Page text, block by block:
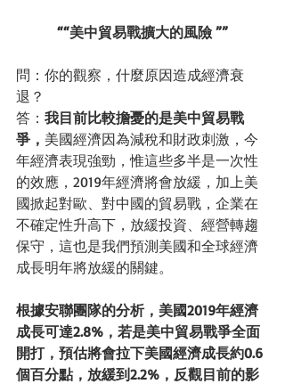
““美中貿易戰擴大的風險 ””
問：你的觀察，什麼原因造成經濟衰
退？
答： 我目前比較擔憂的是美中貿易戰
爭， 美國經濟因為減稅和財政刺激，今
年經濟表現強勁，惟這些多半是一次性
的效應，2019年經濟將會放緩，加上美
國掀起對歐、對中國的貿易戰，企業在
不確定性升高下，放緩投資、經營轉趨
保守，這也是我們預測美國和全球經濟
成長明年將放緩的關鍵。
根據安聯團隊的分析，美國2019年經濟
成長可達2.8%，若是美中貿易戰爭全面
開打，預估將會拉下美國經濟成長約0.6
個百分點，放緩到2.2%，反觀目前的影